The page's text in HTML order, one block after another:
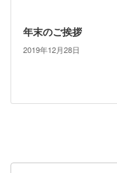
年末のご挨拶
2019年12月28日